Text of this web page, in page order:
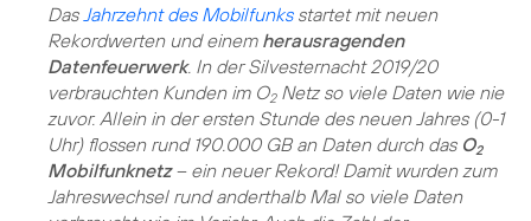
Das Jahrzehnt des Mobilfunksstartet mit neuen
Rekordwerten und einem herausragenden
Datenfeuerwerk. In der Silvesternacht 2019/20
verbrauchten Kunden im O2Netz so viele Daten wie nie
zuvor. Allein in der ersten Stunde des neuen Jahres (0-1
Uhr) flossen rund 190.000 GB an Daten durch das O2
Mobilfunknetz– ein neuer Rekord! Damit wurden zum
Jahreswechsel rund anderthalb Mal so viele Daten